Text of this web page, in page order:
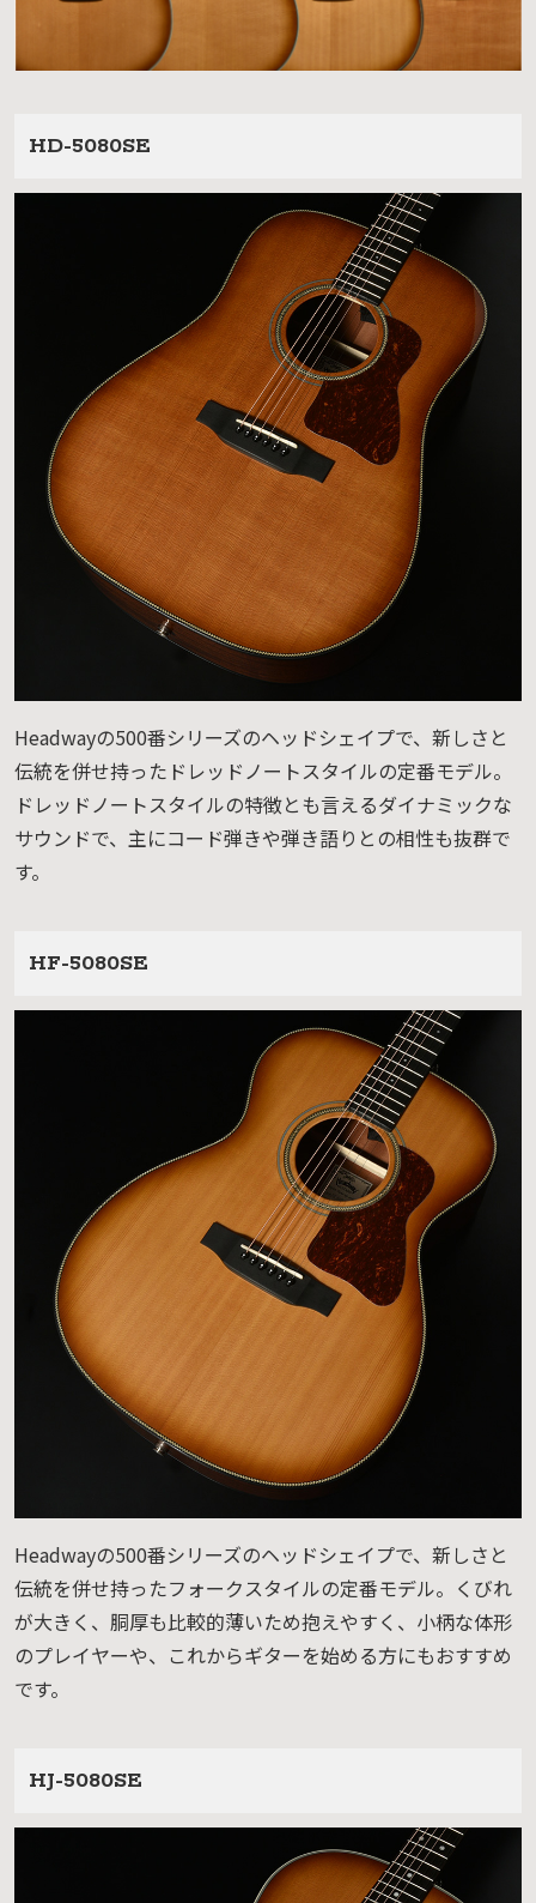
HD-5080SE
Headwayの500番シリーズのヘッドシェイプで、新しさと
伝統を併せ持ったドレッドノートスタイルの定番モデル。
ドレッドノートスタイルの特徴とも言えるダイナミックな
サウンドで、主にコード弾きや弾き語りとの相性も抜群で
す。
HF-5080SE
Headwayの500番シリーズのヘッドシェイプで、新しさと
伝統を併せ持ったフォークスタイルの定番モデル。くびれ
が大きく、胴厚も比較的薄いため抱えやすく、小柄な体形
のプレイヤーや、これからギターを始める方にもおすすめ
です。
HJ-5080SE